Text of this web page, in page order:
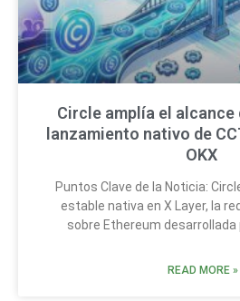
Circle amplía el alcance
lanzamiento nativo de
OKX
Puntos Clave de la Noticia:
estable nativa en X Layer, la
sobre Ethereum
READ MORE »